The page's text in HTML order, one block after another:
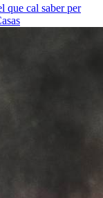
que cal saber per